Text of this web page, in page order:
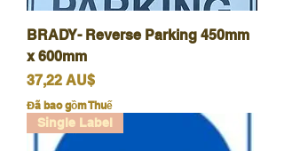
BRADY- Reverse Parking 450mm
x 600mm
Giá
37,22 AU$
Đã bao gồm Thuế
Single Label